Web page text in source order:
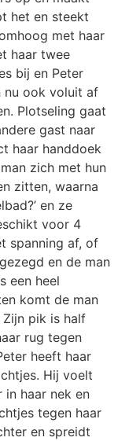
het en steekt
met haar
haar twee
bij en Peter
nu ook voluit af
Plotseling gaat
gast naar
haar handdoek
zich met hun
zitten, waarna
en ze
voor 4
spanning af, of
en de man
een heel
komt de man
pik is half
rug tegen
heeft haar
Hij voelt
in haar nek en
tegen haar
en spreidt